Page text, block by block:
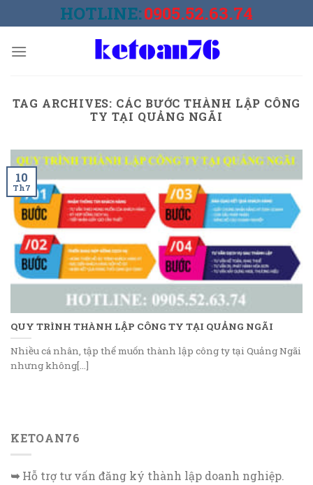
to
HOTLINE:0905.52.63.74
TAG ARCHIVES: CÁC BƯỚC THÀNH LẬP CÔNG
TY TẠI QUẢNG NGÃI
QUY TRÌNH THÀNH LẬP CÔNG TY TẠI QUẢNG NGÃI
Nhiều cá nhân, tập thể muốn thành lập công ty tại Quảng Ngãi
nhưng không[...]
10
Th7
KETOAN76
➥Hỗ trợ tư vấn đăng ký thành lập doanh nghiệp.